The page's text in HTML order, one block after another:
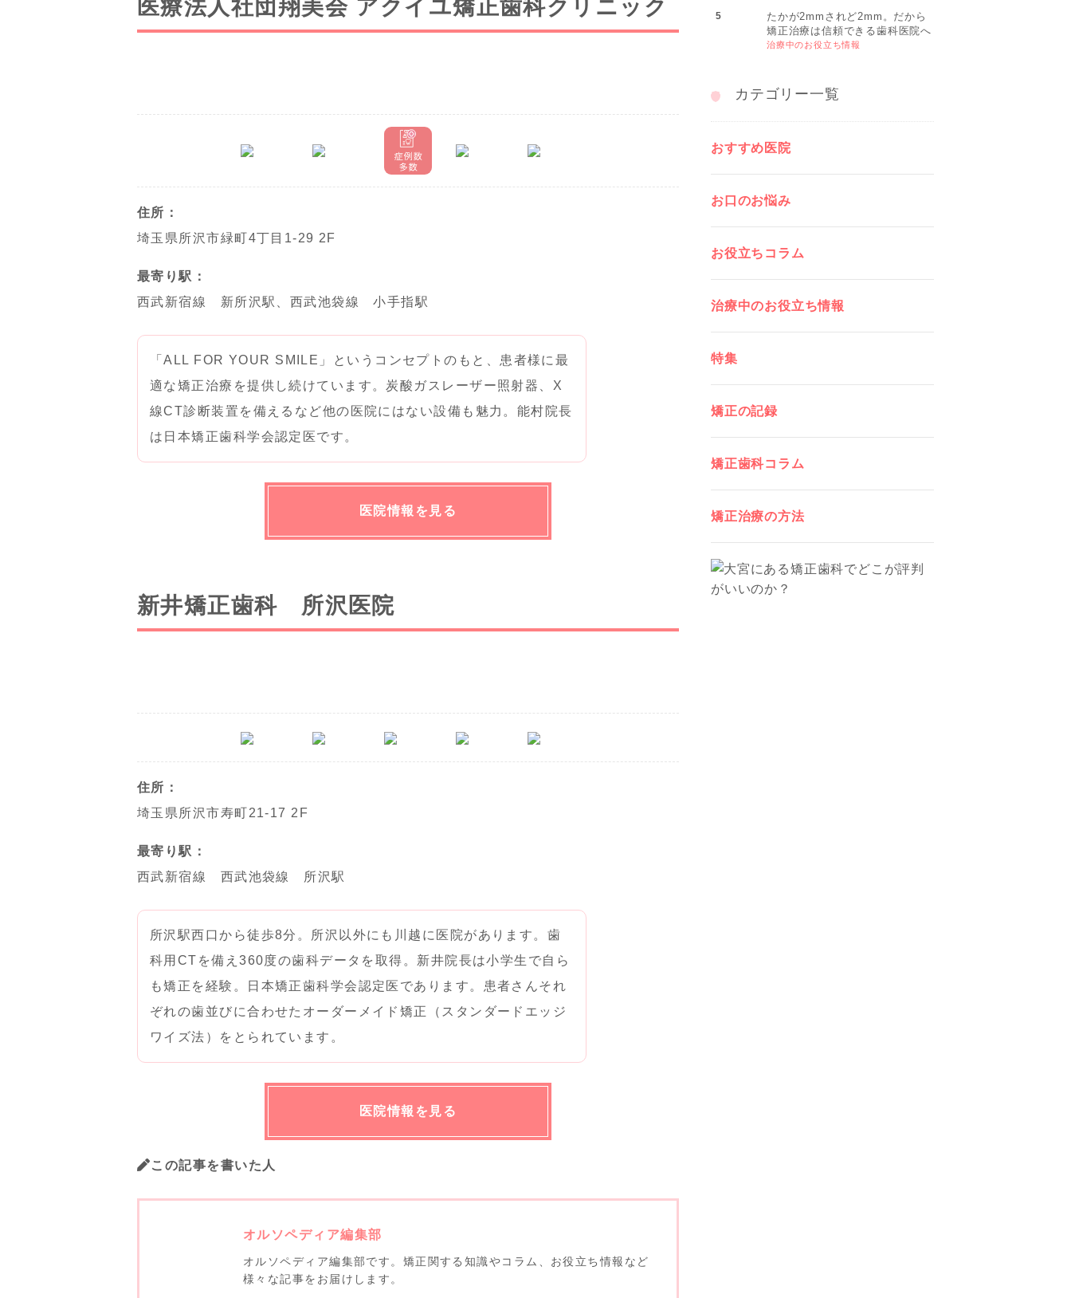
医療法人社団翔美会 アクイユ矯正歯科クリニック
住所：
埼玉県所沢市緑町4丁目1-29 2F
最寄り駅：
西武新宿線 新所沢駅、西武池袋線 小手指駅
「ALL FOR YOUR SMILE」というコンセプトのもと、患者様に最
適な矯正治療を提供し続けています。炭酸ガスレーザー照射器、X
線CT診断装置を備えるなど他の医院にはない設備も魅力。能村院長
は日本矯正歯科学会認定医です。
医院情報を見る
新井矯正歯科 所沢医院
住所：
埼玉県所沢市寿町21-17 2F
最寄り駅：
西武新宿線 西武池袋線 所沢駅
所沢駅西口から徒歩8分。所沢以外にも川越に医院があります。歯
科用CTを備え360度の歯科データを取得。新井院長は小学生で自ら
も矯正を経験。日本矯正歯科学会認定医であります。患者さんそれ
ぞれの歯並びに合わせたオーダーメイド矯正（スタンダードエッジ
ワイズ法）をとられています。
医院情報を見る
この記事を書いた人
オルソペディア編集部
オルソペディア編集部です。矯正関する知識やコラム、お役立ち情報など
様々な記事をお届けします。
たかが2mmされど2mm。だから
矯正治療は信頼できる歯科医院へ
治療中のお役立ち情報
カテゴリー一覧
おすすめ医院
お口のお悩み
お役立ちコラム
治療中のお役立ち情報
特集
矯正の記録
矯正歯科コラム
矯正治療の方法